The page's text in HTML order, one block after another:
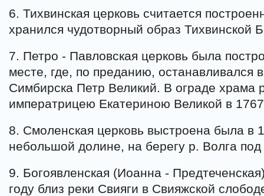
6. Тихвинская церковь считается
хранился чудотворный образ Тихвинской
7. Петро - Павловская церковь была
месте, где, по преданию, останавливался
Симбирска Петр Великий. В ограде храма
императрицею Екатериною Великой в 1767
8. Смоленская церковь выстроена была в
небольшой долине, на берегу р. Волга под
9. Богоявленская (Иоанна -
году близ реки Свияги в Свияжской